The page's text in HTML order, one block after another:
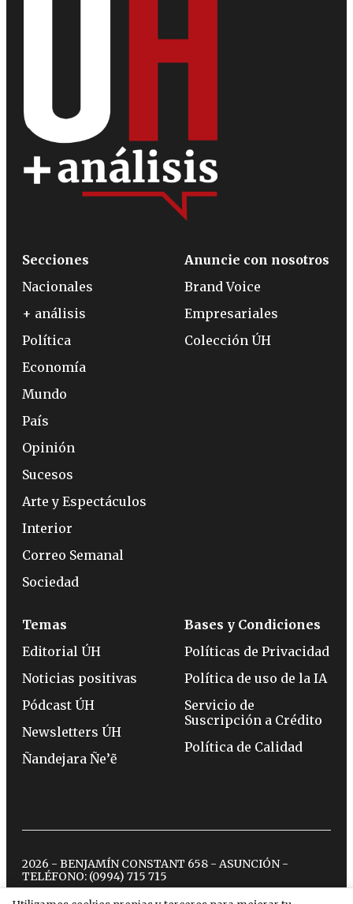
Secciones
Nacionales
+ análisis
Política
Economía
Mundo
País
Opinión
Sucesos
Arte y Espectáculos
Interior
Correo Semanal
Sociedad
Anuncie con nosotros
Brand Voice
Empresariales
Colección ÚH
Temas
Editorial ÚH
Noticias positivas
Pódcast ÚH
Newsletters ÚH
Ñandejara Ñe’ẽ
Bases y Condiciones
Políticas de Privacidad
Política de uso de la IA
Servicio de
Suscripción a Crédito
Política de Calidad
2026 - BENJAMÍN CONSTANT 658 - ASUNCIÓN -
TELÉFONO: (0994) 715 715